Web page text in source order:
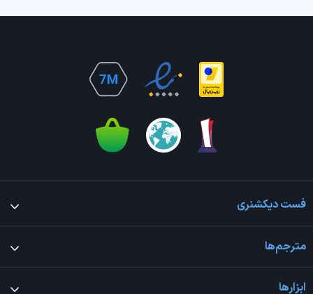
فست دیکشنری
مترجم‌ها
ابزارها